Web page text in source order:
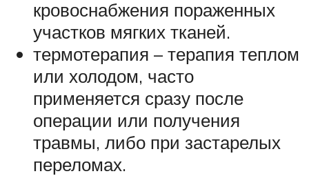
кровоснабжения пораженных
участков мягких тканей.
термотерапия – терапия теплом
или холодом, часто
применяется сразу после
операции или получения
травмы, либо при застарелых
переломах.